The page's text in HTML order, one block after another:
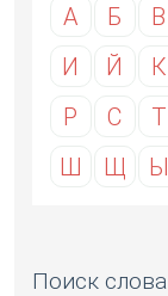
А Б В
И
Й К
Р
С Т
Ш
Щ Ы
Поиск слова